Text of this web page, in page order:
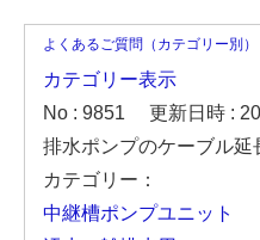
よくあるご質問（カテゴリー別）
カテゴリー表示
No : 9851
更新日時 :
排水ポンプのケーブル延
カテゴリー：
中継槽ポンプユニット